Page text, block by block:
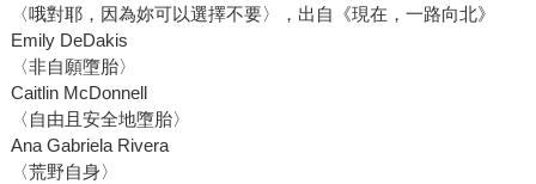
〈哦對耶，因為妳可以選擇不要〉，出自《現在，一路向北》
Emily DeDakis
〈非自願墮胎〉
Caitlin McDonnell
〈自由且安全地墮胎〉
Ana Gabriela Rivera
〈荒野自身〉